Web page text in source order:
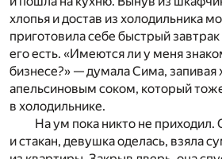
хлопья и достав из холодильника
приготовила себе быстрый
его есть. «Имеются ли у меня
бизнесе?» — думала Сима, запивая
апельсиновым соком, который
в холодильнике.
На ум пока никто не приходил.
и стакан, девушка оделась, взяла